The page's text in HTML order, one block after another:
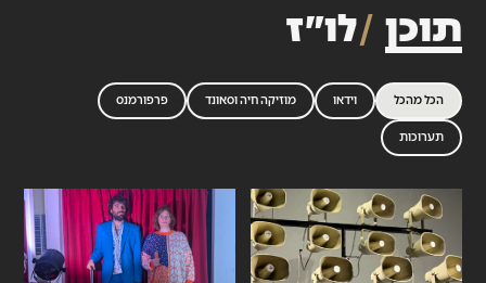
תוכן לו״ז
הכל מהכל וידאו מוזיקה חיה וסאונד פרפורמנס
תערוכות